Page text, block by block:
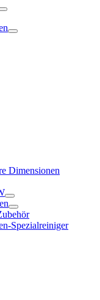
Dimensionen
Spezialreiniger